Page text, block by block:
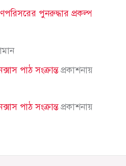
পুনরুদ্ধার প্রকল্প
পাঠ সংক্রান্তপ্রকাশনায়
পাঠ সংক্রান্তপ্রকাশনায়